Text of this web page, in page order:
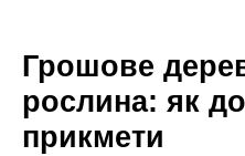
Грошове
рослина: як
прикмети